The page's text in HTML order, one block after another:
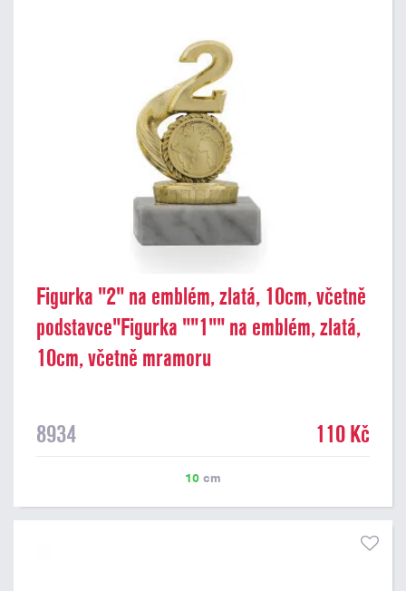
Figurka "2" na emblém, zlatá, 10cm, včetně
podstavce"Figurka ""1"" na emblém, zlatá,
10cm, včetně mramoru
8934 110 Kč
10 cm